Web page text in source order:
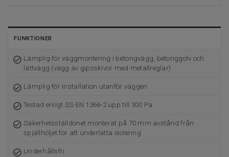
FUNKTIONER
Lämplig för väggmontering i betongvägg, betonggolv och
lättvägg (vägg av gipsskivor med metallreglar)
Lämplig för installation utanför väggen
Testad enligt SS-EN 1366-2 upp till 300 Pa
Säkerhetsställdonet monterat på 70 mm avstånd från
spjällhöljet för att underlätta isolering
Underhållsfri